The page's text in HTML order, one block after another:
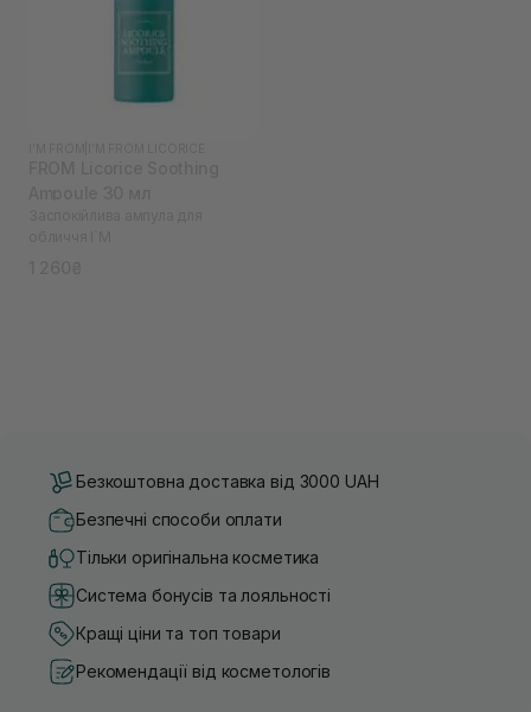
Безкоштовна доставка від 3000 UAH
Безпечні способи оплати
Тільки оригінальна косметика
Система бонусів та лояльності
Кращі ціни та топ товари
Рекомендації від косметологів